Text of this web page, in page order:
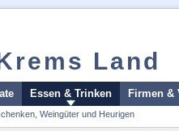
Land
Essen & Trinken Firmen &
Weingüter und Heurigen